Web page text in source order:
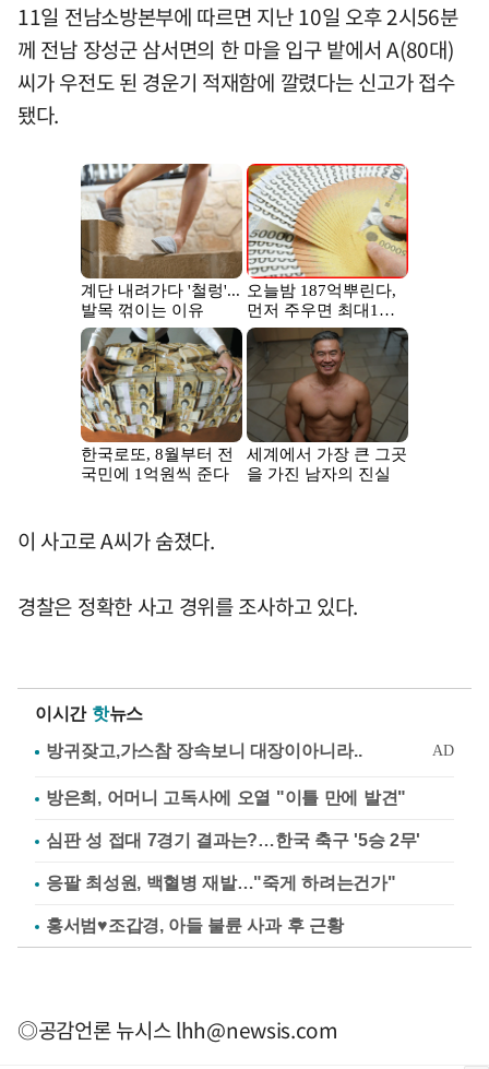
11일 전남소방본부에 따르면 지난 10일 오후 2시56분
께 전남 장성군 삼서면의 한 마을 입구 밭에서 A(80대)
씨가 우전도 된 경운기 적재함에 깔렸다는 신고가 접수
됐다.
이 사고로 A씨가 숨졌다.
경찰은 정확한 사고 경위를 조사하고 있다.
이시간 핫뉴스
방은희, 어머니 고독사에 오열 "이틀 만에 발견"
심판 성 접대 7경기 결과는?…한국 축구 '5승 2무'
응팔 최성원, 백혈병 재발…"죽게 하려는건가"
홍서범♥조갑경, 아들 불륜 사과 후 근황
◎공감언론 뉴시스lhh@newsis.com